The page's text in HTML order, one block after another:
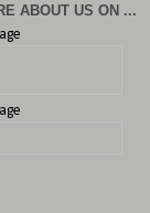
ABOUT US ON ...